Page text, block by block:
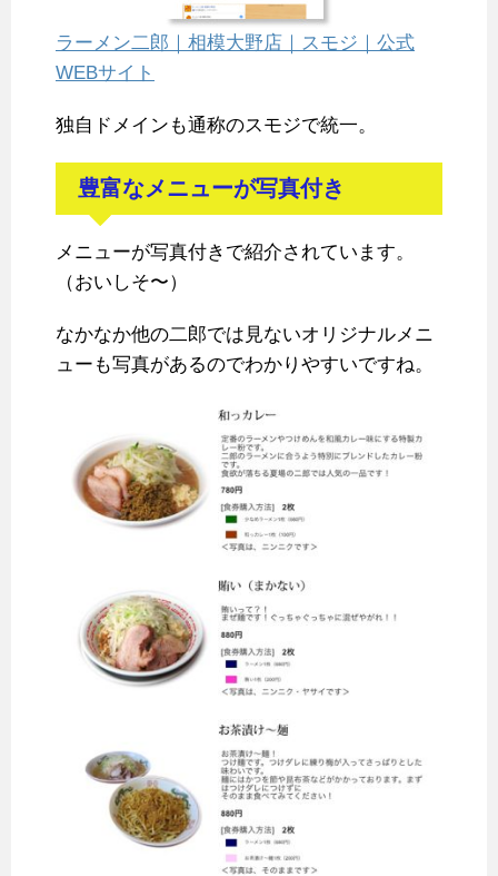
ラーメン二郎｜相模大野店｜スモジ｜公式
WEBサイト
独自ドメインも通称のスモジで統一。
豊富なメニューが写真付き
メニューが写真付きで紹介されています。
（おいしそ〜）
なかなか他の二郎では見ないオリジナルメニ
ューも写真があるのでわかりやすいですね。